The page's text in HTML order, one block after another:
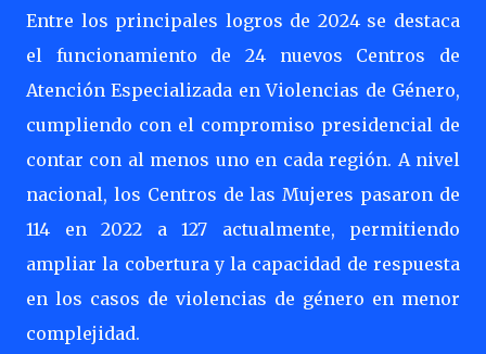
Entre los principales logros de 2024 se destaca
el funcionamiento de 24 nuevos Centros de
Atención Especializada en Violencias de Género,
cumpliendo con el compromiso presidencial de
contar con al menos uno en cada región. A nivel
nacional, los Centros de las Mujeres pasaron de
114 en 2022 a 127 actualmente, permitiendo
ampliar la cobertura y la capacidad de respuesta
en los casos de violencias de género en menor
complejidad.